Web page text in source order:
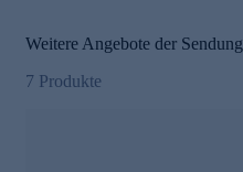
Weitere Angebote der Sendung
7 Produkte